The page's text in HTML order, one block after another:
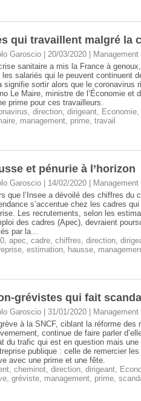
qui travaillent malgré la
Garoscio | 20/03/2020
Management
sanitaire a mis la France à
les salariés qui le peuvent continuent
signifie sortir alors que le coronavirus
Le Maire, ministre de l’Économie et
prime pour ces travailleurs.
, direction, dirigeant, Economie,
, management, prime, travail
et pénurie à l’horizon
Garoscio | 14/02/2020
Management
que l’Insee a dévoilé des chiffres du
s’accentue chez les cadres
Les recrutements, selon les
des cadres (Apec), devraient
par la...
, apec, cadre, chiffres, direction,
, estimation, hausse,
grévistes qui fait
Garoscio | 31/01/2020
Management
à la SNCF, ciblant la réforme des
continue de faire parler
du trafic qui est en question mais
publique : celle de remercier
avec une prime et une fête.
, cheminot, direction, dirigeant,
, gréviste, management, prime,